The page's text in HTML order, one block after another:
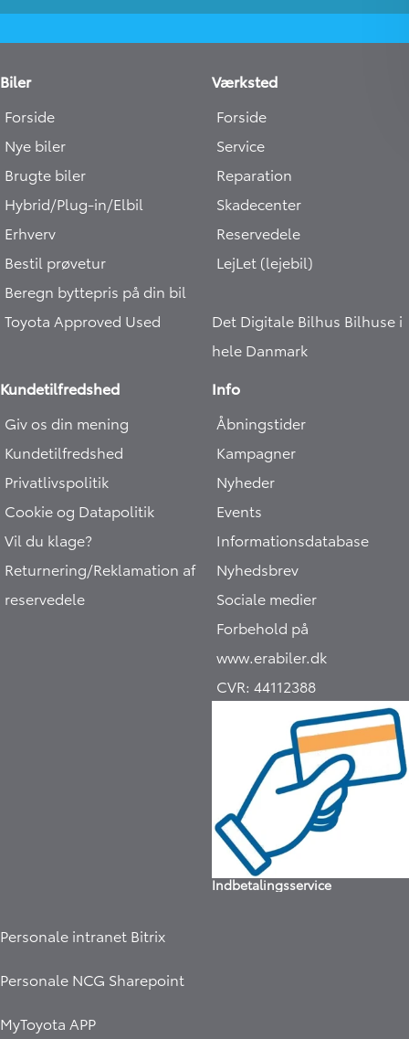
Biler
Forside
Nye biler
Brugte biler
Hybrid/Plug-in/Elbil
Erhverv
Bestil prøvetur
Beregn byttepris på din bil
Toyota Approved Used
Værksted
Forside
Service
Reparation
Skadecenter
Reservedele
LejLet (lejebil)
Det Digitale Bilhus Bilhuse i
hele Danmark
Kundetilfredshed
Giv os din mening
Kundetilfredshed
Privatlivspolitik
Cookie og Datapolitik
Vil du klage?
Returnering/Reklamation af
reservedele
Info
Åbningstider
Kampagner
Nyheder
Events
Informationsdatabase
Nyhedsbrev
Sociale medier
Forbehold på
www.erabiler.dk
CVR:44112388
Indbetalingsservice
Personale intranet Bitrix
Personale NCG Sharepoint
MyToyota APP